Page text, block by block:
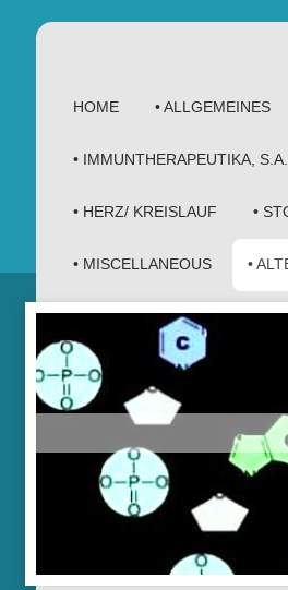
HOME • ALLGEMEINES
• IMMUNTHERAPEUTIKA,
• HERZ/ KREISLAUF •
• MISCELLANEOUS •